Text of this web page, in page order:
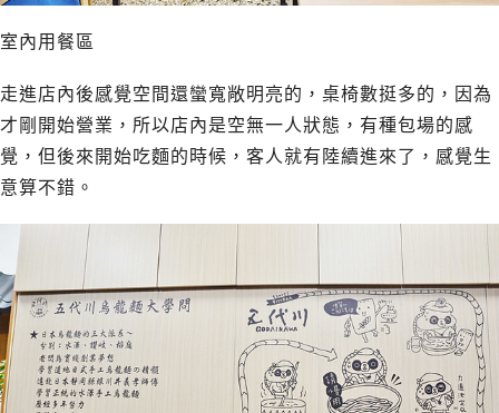
室內用餐區
走進店內後感覺空間還蠻寬敞明亮的，桌椅數挺多的，因為
才剛開始營業，所以店內是空無一人狀態，有種包場的感
覺，但後來開始吃麵的時候，客人就有陸續進來了，感覺生
意算不錯。